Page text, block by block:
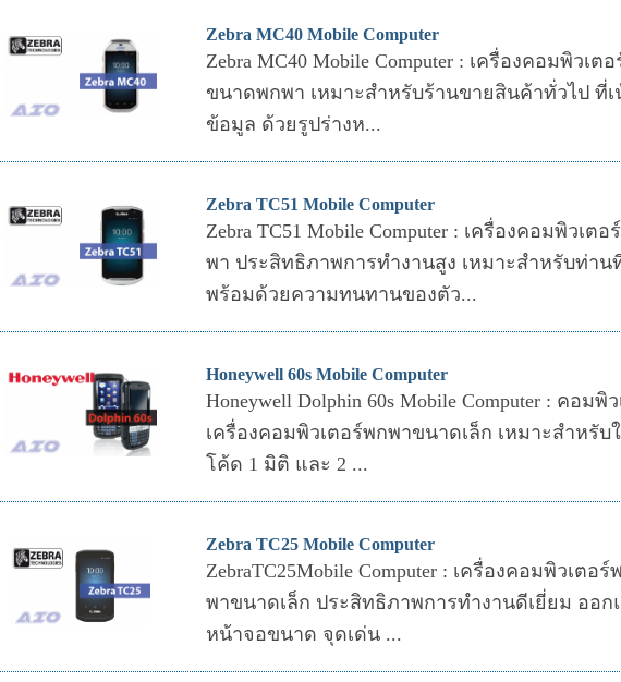
Zebra MC40 Mobile Computer
Zebra MC40 Mobile Computer : เครื่องคอมพิวเ
ขนาดพกพา เหมาะสำหรับร้านขายสินค้าทั่วไป ที่
ข้อมูล ด้วยรูปร่างห...
Zebra TC51 Mobile Computer
Zebra TC51 Mobile Computer : เครื่องคอมพิวเ
พา ประสิทธิภาพการทำงานสูง เหมาะสำหรับท่าน
พร้อมด้วยความทนทานของตัว...
Honeywell 60s Mobile Computer
Honeywell Dolphin 60s Mobile Computer : คอมพิ
เครื่องคอมพิวเตอร์พกพาขนาดเล็ก เหมาะสำหรั
โค้ด 1 มิติ และ 2 ...
Zebra TC25 Mobile Computer
ZebraTC25Mobile Computer : เครื่องคอมพิวเตอ
พาขนาดเล็ก ประสิทธิภาพการทำงานดีเยี่ยม ออ
หน้าจอขนาด จุดเด่น ...